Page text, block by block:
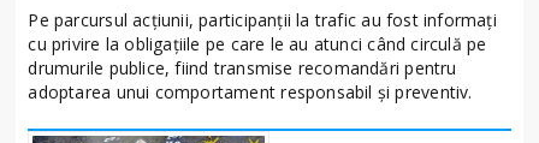
Pe parcursul acțiunii, participanții la trafic au fost informați
cu privire la obligațiile pe care le au atunci când circulă pe
drumurile publice, fiind transmise recomandări pentru
adoptarea unui comportament responsabil și preventiv.